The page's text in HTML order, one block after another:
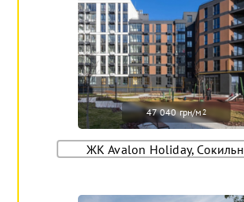
47 040 грн/м 2
ЖК Avalon Holiday,